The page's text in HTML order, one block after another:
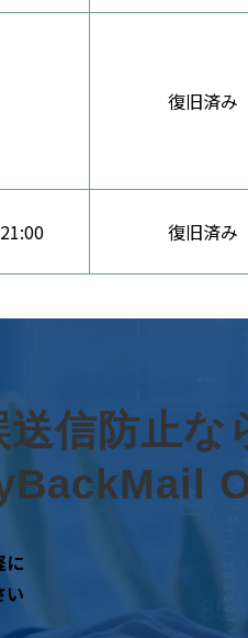
復旧済み
復旧済み
送信防止
に
い